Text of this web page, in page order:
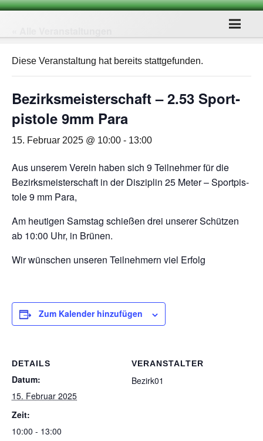
Diese Veranstaltung hat bereits stattgefunden.
Bezirks­meis­ter­schaft – 2.53 Sport­
pis­tole 9mm Para
15. Februar 2025 @ 10:00 - 13:00
Aus unse­rem Ver­ein haben sich 9 Teil­neh­mer für die
Bezirks­meis­ter­schaft in der Dis­zi­plin 25 Meter – Sport­pis­
tole 9 mm Para,
Am heu­ti­gen Sams­tag schie­ßen drei unse­rer Schüt­zen
ab 10:00 Uhr, in Brünen.
Wir wün­schen unse­ren Teil­neh­mern viel Erfolg
Zum Kalender hinzufügen
DETAILS
Datum:
15. Februar 2025
Zeit:
10:00 - 13:00
VERANSTALTER
Bezirk01